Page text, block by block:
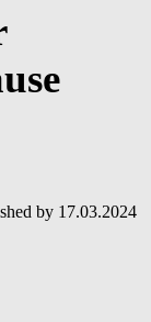
by 17.03.2024